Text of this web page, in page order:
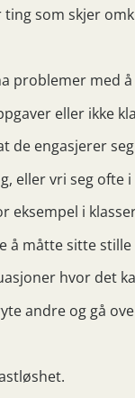
som skjer
problemer med
eller ikke
de engasjerer
eller vri seg ofte
eksempel i
måtte sitte
hvor det
andre og gå